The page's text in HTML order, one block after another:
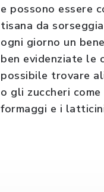
e possono essere
tisana da
ogni giorno un
ben evidenziate le
possibile trovare
o gli zuccheri
formaggi e i